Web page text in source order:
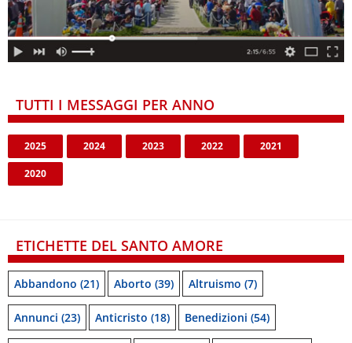
TUTTI I MESSAGGI PER ANNO
2025 2024 2023 2022 2021
2020
ETICHETTE DEL SANTO AMORE
Abbandono (21) Aborto (39) Altruismo (7)
Annunci (23) Anticristo (18) Benedizioni (54)